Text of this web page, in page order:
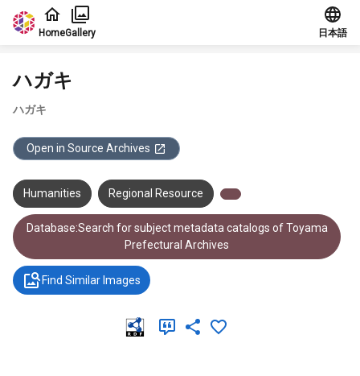
Jump to main content
HomeGallery 日本語
ハガキ
ハガキ
Open in Source Archives
Humanities Regional Resource
Database:Search for subject metadata catalogs of Toyama
Prefectural Archives
Find Similar Images